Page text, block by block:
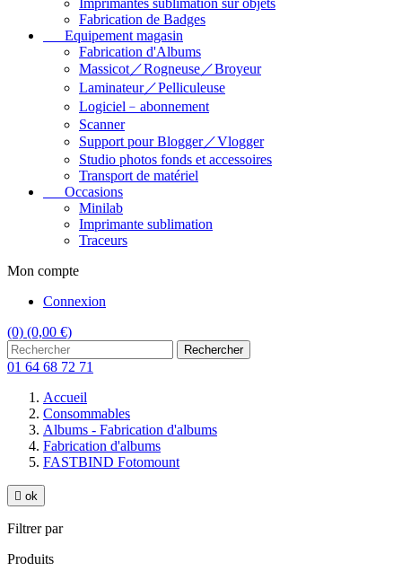
Imprimantes sublimation sur objets
Fabrication de Badges
Equipement magasin
Fabrication d'Albums
Massicot／Rogneuse／Broyeur
Laminateur／Pelliculeuse
Logiciel﹣abonnement
Scanner
Support pour Blogger／Vlogger
Studio photos fonds et accessoires
Transport de matériel
Occasions
Minilab
Imprimante sublimation
Traceurs
Mon compte
Connexion
(0) (0,00 €)
Rechercher
01 64 68 72 71
Accueil
Consommables
Albums - Fabrication d'albums
Fabrication d'albums
FASTBIND Fotomount
 ok
Filtrer par
Produits